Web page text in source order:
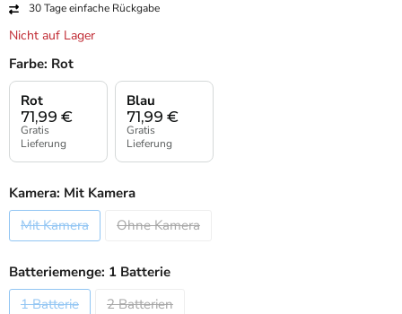
30 Tage einfache Rückgabe
Nicht auf Lager
Farbe: Rot
71,99 €
Rot
Gratis
Lieferung
71,99 €
Blau
Gratis
Lieferung
Kamera: Mit Kamera
Mit Kamera
Ohne Kamera
Batteriemenge: 1 Batterie
1 Batterie
2 Batterien